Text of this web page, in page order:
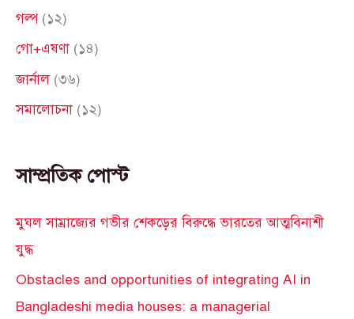
:
গল্প(১২)
গো+এষণা (১৪)
জার্নাল (৩৬)
সমালোচনা (১২)
সাম্প্রতিক পোস্ট
মুঘল সাম্রাজ্যের গভীর শেকড়ের বিরুদ্ধে ভারতের আত্মবিনাশী
যুদ্ধ
Obstacles and opportunities of integrating AI in
Bangladeshi media houses: a managerial